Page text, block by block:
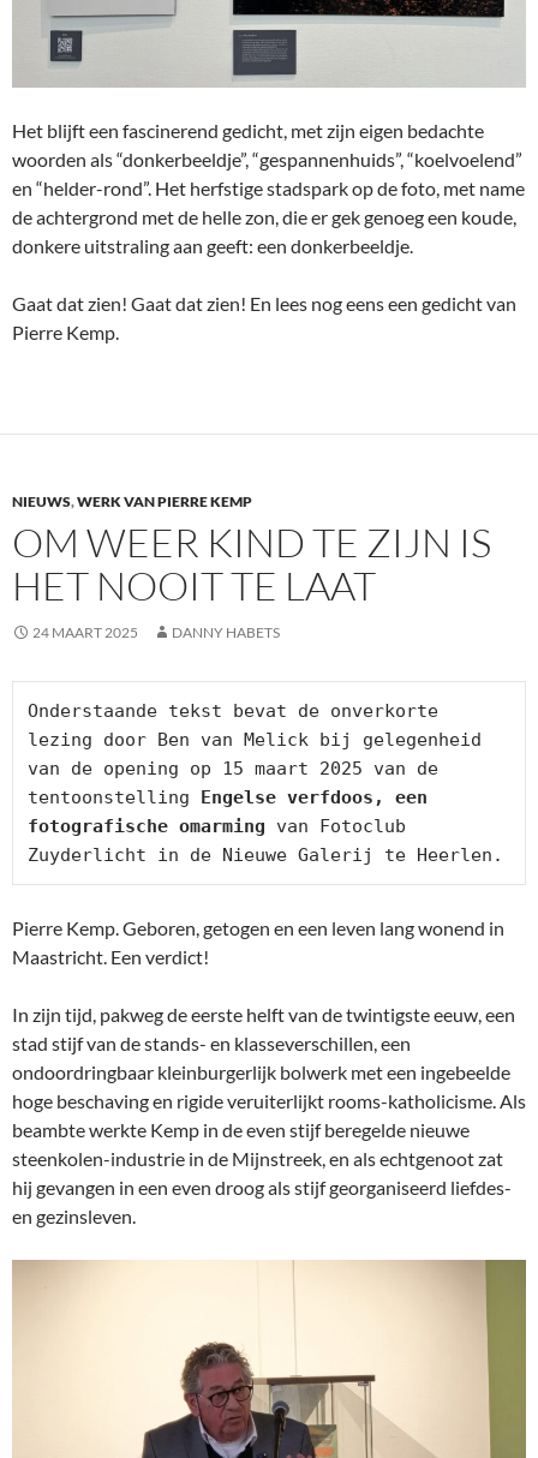
Het blijft een fascinerend gedicht, met zijn eigen bedachte
woorden als “donkerbeeldje”, “gespannenhuids”, “koelvoelend”
en “helder-rond”. Het herfstige stadspark op de foto, met name
de achtergrond met de helle zon, die er gek genoeg een koude,
donkere uitstraling aan geeft: een donkerbeeldje.
Gaat dat zien! Gaat dat zien! En lees nog eens een gedicht van
Pierre Kemp.
NIEUWS,WERK VAN PIERRE KEMP
OM WEER KIND TE ZIJN IS
HET NOOIT TE LAAT
24 MAART 2025 DANNY HABETS
Onderstaande tekst bevat de onverkorte
lezing door Ben van Melick bij gelegenheid
van de opening op 15 maart 2025 van de
tentoonstelling
Engelse verfdoos, een
fotografische omarming van Fotoclub
Zuyderlicht in de Nieuwe Galerij te Heerlen.
Pierre Kemp. Geboren, getogen en een leven lang wonend in
Maastricht. Een verdict!
In zijn tijd, pakweg de eerste helft van de twintigste eeuw, een
stad stijf van de stands- en klasseverschillen, een
ondoordringbaar kleinburgerlijk bolwerk met een ingebeelde
hoge beschaving en rigide veruiterlijkt rooms-katholicisme. Als
beambte werkte Kemp in de even stijf beregelde nieuwe
steenkolen-industrie in de Mijnstreek, en als echtgenoot zat
hij gevangen in een even droog als stijf georganiseerd liefdes-
en gezinsleven.